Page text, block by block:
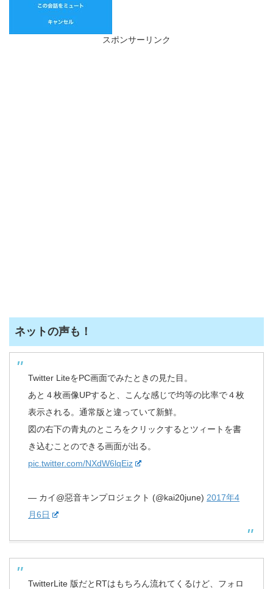
スポンサーリンク
ネットの声も！
Twitter LiteをPC画面でみたときの見た目。
あと４枚画像UPすると、こんな感じで均等の比率で４枚
表示される。通常版と違っていて新鮮。
図の右下の青丸のところをクリックするとツィートを書
き込むことのできる画面が出る。
pic.twitter.com/NXdW6lqEiz
— カイ@惡音キンプロジェクト (@kai20june) 2017年4
月6日
TwitterLite 版だとRTはもちろん流れてくるけど、フォロ